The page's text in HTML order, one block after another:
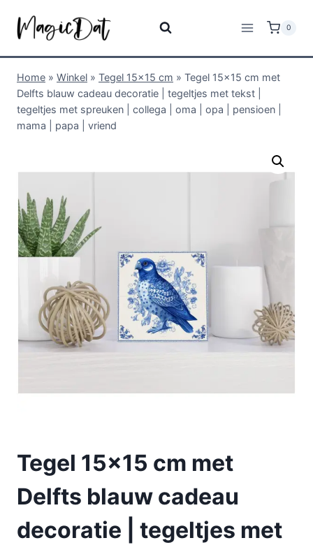
0
Home » Winkel » Tegel 15x15 cm » Tegel 15×15 cm met
Delfts blauw cadeau decoratie | tegeltjes met tekst |
tegeltjes met spreuken | collega | oma | opa | pensioen |
mama | papa | vriend
Tegel 15×15 cm met
Delfts blauw cadeau
decoratie | tegeltjes met